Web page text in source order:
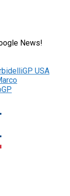
News!
GP USA